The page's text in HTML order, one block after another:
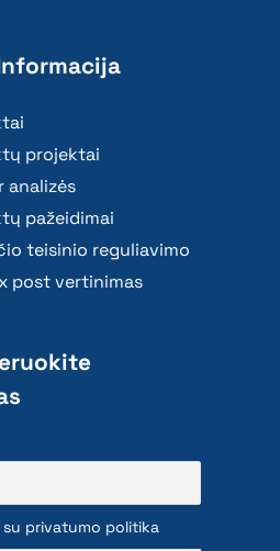
projektai
analizės
pažeidimai
teisinio reguliavimo
post vertinimas
privatumo politika